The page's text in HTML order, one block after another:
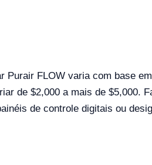
Purair FLOW varia com base
de $2,000 a mais de $5,000.
de controle digitais ou